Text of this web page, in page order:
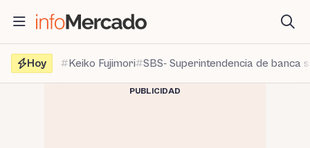
contenido
Hoy
Keiko Fujimori SBS- Superintendencia de banca
PUBLICIDAD